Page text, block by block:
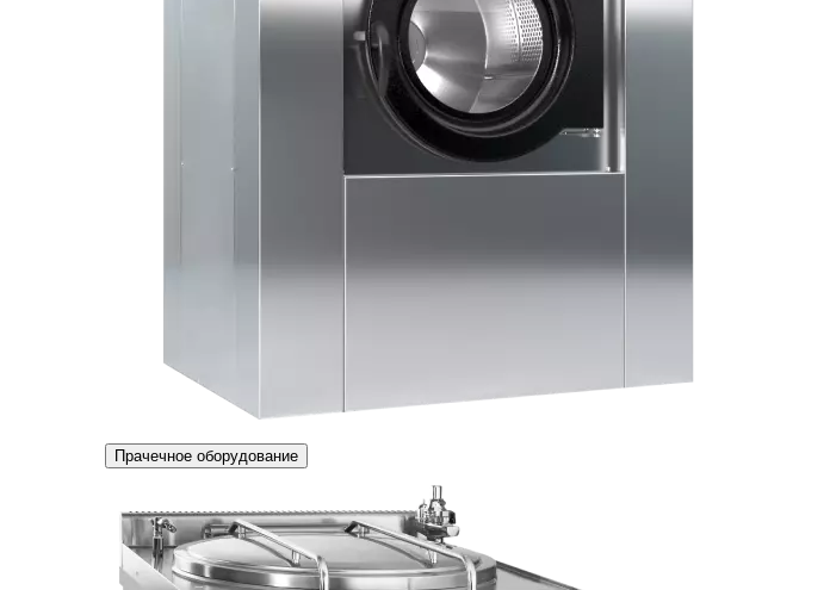
Прачечное оборудование